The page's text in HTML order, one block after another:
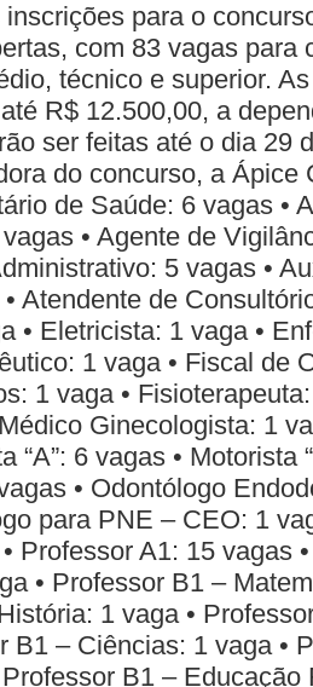
para o
com 83 vagas para
técnico e superior.
R$ 12.500,00, a
ser feitas até o dia 29
do concurso, a Ápice
de Saúde: 6 vagas •
• Agente de
5 vagas •
Atendente de
• Eletricista: 1 vaga •
1 vaga • Fiscal de
1 vaga •
Ginecologista: 1
“A”: 6 vagas • Motorista
• Odontólogo
para PNE – CEO: 1
Professor A1: 15 vagas
• Professor B1 –
1 vaga •
B1 – Ciências: 1 vaga •
B1 – Educação